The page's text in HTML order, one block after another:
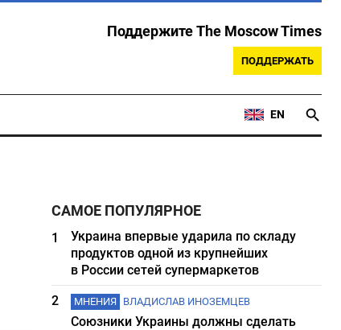
Поддержите The Moscow Times
ПОДДЕРЖАТЬ
EN
САМОЕ ПОПУЛЯРНОЕ
1
Украина впервые ударила по складу
продуктов одной из крупнейших
в России сетей супермаркетов
2
МНЕНИЯ ВЛАДИСЛАВ ИНОЗЕМЦЕВ
Союзники Украины должны сделать